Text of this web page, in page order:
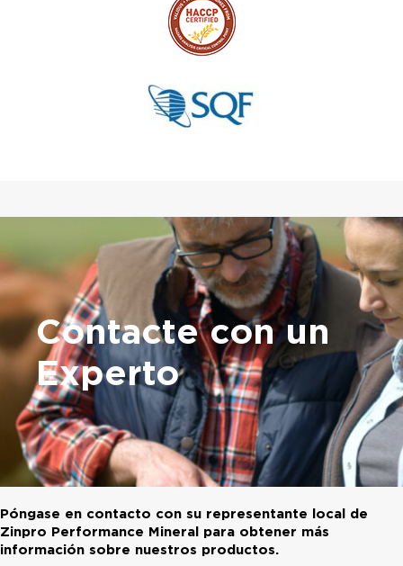
Contacte con un
Experto
Póngase en contacto con su representante local de
Zinpro Performance Mineral para obtener más
información sobre nuestros productos.